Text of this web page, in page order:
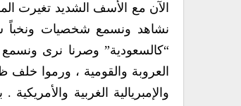
الآن مع الأسف الشديد تغيرت
نشاهد ونسمع شخصيات ونخباً
“كالسعودية” وصرنا نرى
العروبة والقومية ، ورموا خلف
والإمبريالية الغربية